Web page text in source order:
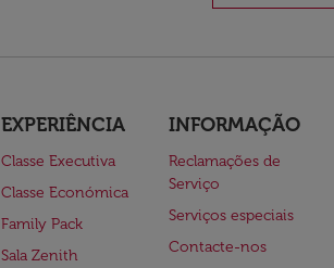
EXPERIÊNCIA
Classe Executiva
Classe Económica
Family Pack
Sala Zenith
INFORMAÇÃO
Reclamações de
Serviço
Serviços especiais
Contacte-nos